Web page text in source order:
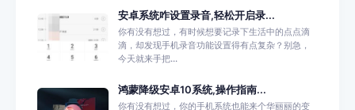
安卓系统咋设置录音,轻松开启录...
你有没有想过，有时候想要记录下生活中的点点滴
滴，却发现手机录音功能设置得有点复杂？别急，
今天就来手把...
鸿蒙降级安卓10系统,操作指南...
你有没有想过，你的手机系统也能来个华丽丽的变